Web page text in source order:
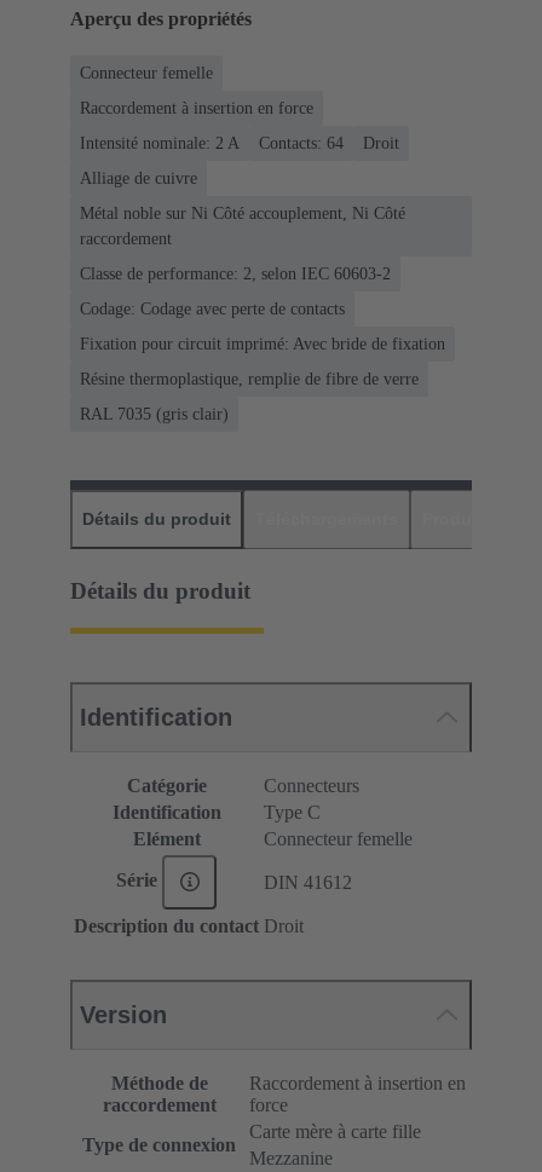
Aperçu des propriétés
Connecteur femelle
Raccordement à insertion en force
Intensité nominale: ‌2 A
Contacts: 64
Droit
Alliage de cuivre
Métal noble sur Ni Côté accouplement, Ni Côté
raccordement
Classe de performance: 2, selon IEC 60603-2
Codage: Codage avec perte de contacts
Fixation pour circuit imprimé: Avec bride de fixation
Résine thermoplastique, remplie de fibre de verre
RAL 7035 (gris clair)
Détails du produit
Détails du produit
Identification
Catégorie
Connecteurs
Identification
Type C
Elément
Connecteur femelle
Série DIN 41612
Description du contact Droit
Version
Méthode de
raccordement
Raccordement à insertion en
force
Type de connexion
Carte mère à carte fille
Mezzanine